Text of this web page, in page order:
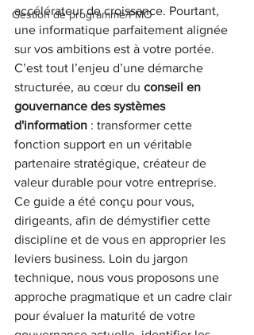
Gestion de programme/PMO
accélérateur de croissance. Pourtant,
une informatique parfaitement alignée
sur vos ambitions est à votre portée.
C’est tout l’enjeu d’une démarche
structurée, au cœur du conseil en
gouvernance des systèmes
d'information : transformer cette
fonction support en un véritable
partenaire stratégique, créateur de
valeur durable pour votre entreprise.
Ce guide a été conçu pour vous,
dirigeants, afin de démystifier cette
discipline et de vous en approprier les
leviers business. Loin du jargon
technique, nous vous proposons une
approche pragmatique et un cadre clair
pour évaluer la maturité de votre